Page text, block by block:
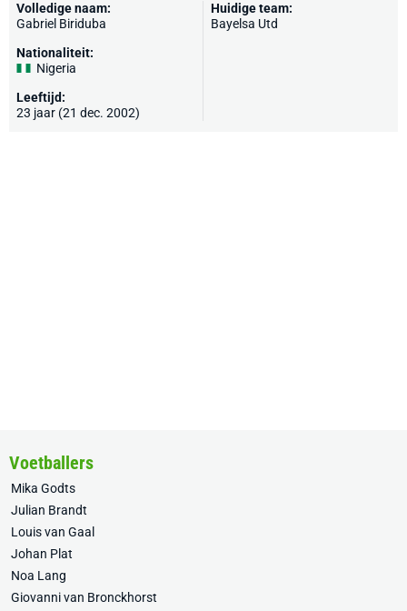
Volledige naam:
Gabriel Biriduba
Nationaliteit:
Nigeria
Leeftijd:
23 jaar (21 dec. 2002)
Huidige team:
Bayelsa Utd
Voetballers
Mika Godts
Julian Brandt
Louis van Gaal
Johan Plat
Noa Lang
Giovanni van Bronckhorst